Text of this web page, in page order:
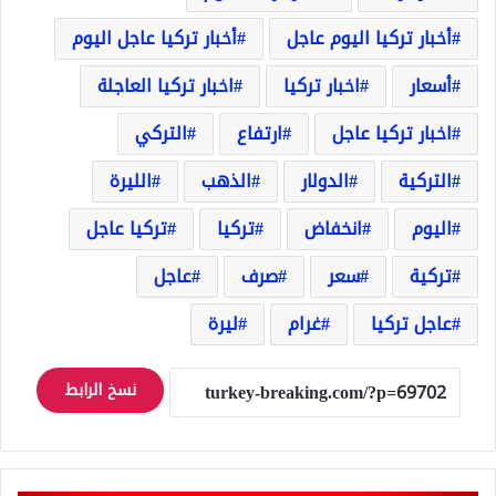
أخبار تركيا اليوم عاجل
أخبار تركيا عاجل اليوم
أسعار
اخبار تركيا
اخبار تركيا العاجلة
اخبار تركيا عاجل
ارتفاع
التركي
التركية
الدولار الذهب
الليرة
اليوم
انخفاض تركيا
تركيا عاجل
تركية
سعر صرف
عاجل
عاجل تركيا
غرام ليرة
نسخ الرابط